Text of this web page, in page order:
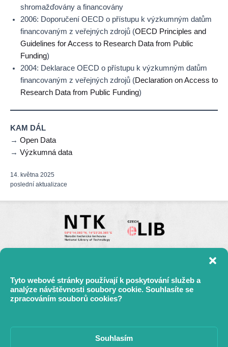
Tyto webové stránky používají k poskytování služeb a
analýze návštěvnosti soubory cookie. Souhlasíte se
zpracováním souborů cookies?
Souhlasím
shromažďovány a financovány
2006: Doporučení OECD o přístupu k výzkumným datům
financovaným z veřejných zdrojů (OECD Principles and
Guidelines for Access to Research Data from Public
Funding)
2004: Deklarace OECD o přístupu k výzkumným datům
financovaným z veřejných zdrojů (Declaration on Access to
Research Data from Public Funding)
KAM DÁL
→ Open Data
→ Výzkumná data
14. května 2025
poslední aktualizace
Mapa stránek
support@openscience.cz